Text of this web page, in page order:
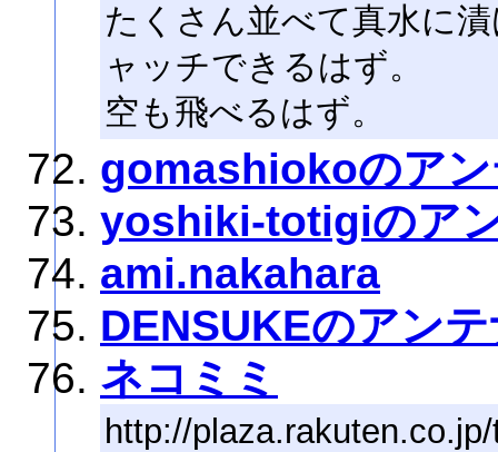
たくさん並べて真水に
ャッチできるはず。
空も飛べるはず。
gomashiokoのア
yoshiki-totigiのア
ami.nakahara
DENSUKEのアン
ネコミミ
http://